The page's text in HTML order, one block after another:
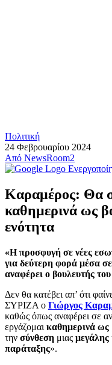
Πολιτική
24 Φεβρουαρίου 2024
Από NewsRoom2
Καραμέρος: Θα
καθημερινά ως
ενότητα
«Η προσφυγή σε νέες
για δεύτερη φορά μέσα
αναφέρει ο βουλευτής
Δεν θα κατέβει απ’ ότι
ΣΥΡΙΖΑ ο Γιώργος
καθώς όπως αναφέρει σε
εργάζομαι καθημερινά ως
την σύνθεση μιας μεγάλης
παράταξης».